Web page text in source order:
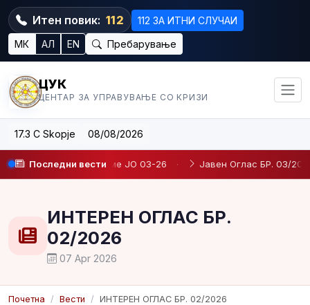
Итен повик: 112 112 ЗА ИТНИ СЛУЧАИ
МК АЛ EN Пребарување
ЦУК
ЦЕНТАР ЗА УПРАВУВАЊЕ СО КРИЗИ
17.3 C Skopje 08/08/2026
Последни вести
на определено време JO 03-26 · Јавен Оглас БР. 03/2026
ИНТЕРЕН ОГЛАС БР.
02/2026
07 Apr 2026
Почетна Вести ИНТЕРЕН ОГЛАС БР. 02/2026